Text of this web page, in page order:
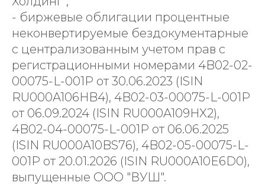
- биржевые облигации процентные
неконвертируемые бездокументарные
с централизованным учетом прав с
регистрационными номерами 4B02-02-
00075-L-001P от 30.06.2023 (ISIN
RU000A106HB4), 4B02-03-00075-L-001P
от 06.09.2024 (ISIN RU000A109HX2),
4B02-04-00075-L-001P от 06.06.2025
(ISIN RU000A10BS76), 4B02-05-00075-L-
001P от 20.01.2026 (ISIN RU000A10E6D0),
выпущенные ООО "ВУШ".